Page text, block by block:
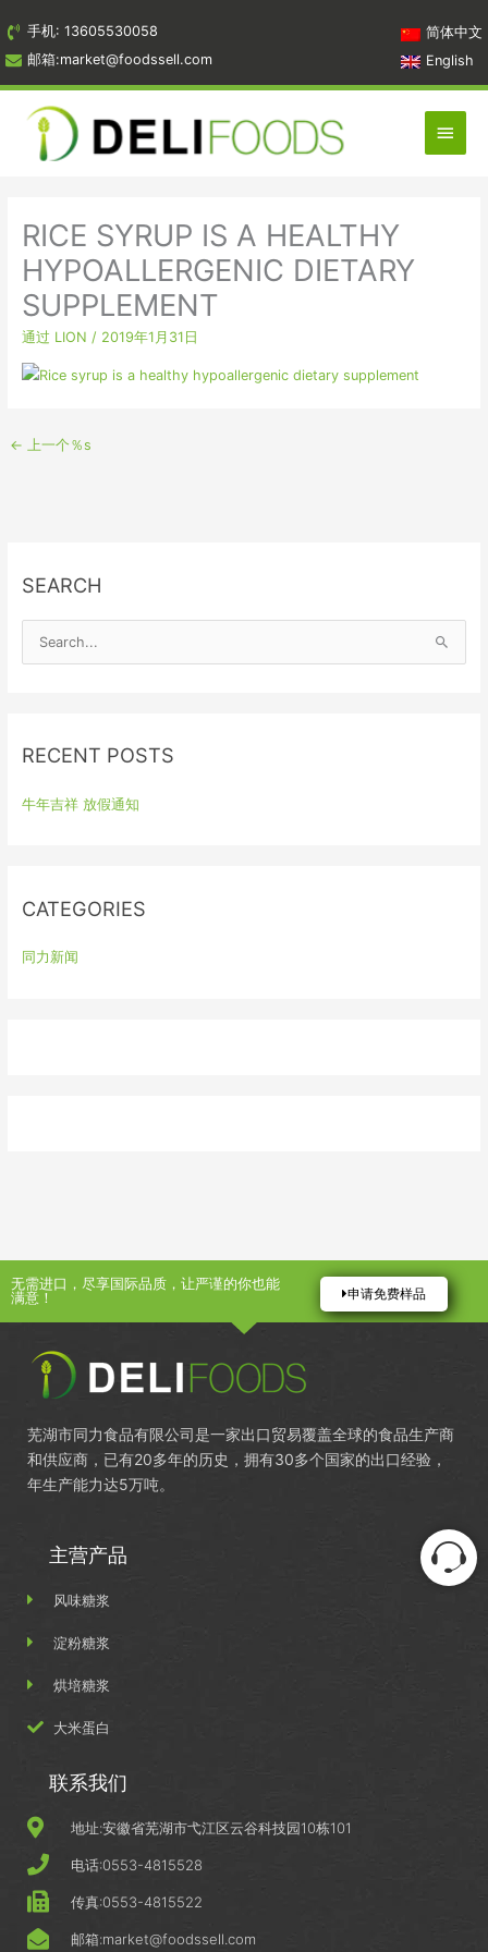
到
内
容
手机: 13605530058
邮箱:market@foodssell.com
简体中文
English
主
菜
RICE SYRUP IS A HEALTHY
HYPOALLERGENIC DIETARY
SUPPLEMENT
通过 LION / 2019年1月31日
← 上一个％s
SEARCH
c
f
RECENT POSTS
牛年吉祥 放假通知
CATEGORIES
同力新闻
无需进口，尽享国际品质，让严谨的你也能
满意！
申请免费样品
芜湖市同力食品有限公司是一家出口贸易覆盖全球的食品生产商
和供应商，已有20多年的历史，拥有30多个国家的出口经验，
年生产能力达5万吨。
主营产品
风味糖浆
淀粉糖浆
烘培糖浆
大米蛋白
联系我们
地址:安徽省芜湖市弋江区云谷科技园10栋101
电话:0553-4815528
传真:0553-4815522
邮箱:market@foodssell.com